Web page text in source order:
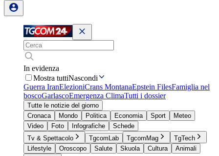
In evidenza
Mostra tuttiNascondi
Guerra IranElezioniCrans MontanaEpstein FilesFamiglia nel
boscoGarlascoEmergenza ClimaTutti i dossier
Tutte le notizie del giorno
Cronaca
Mondo Politica Economia Sport
Meteo
Video
Foto Infografiche
Schede
Tv & Spettacolo
TgcomLab TgcomMag
TgTech
Lifestyle
Oroscopo Salute Skuola Cultura
Animali